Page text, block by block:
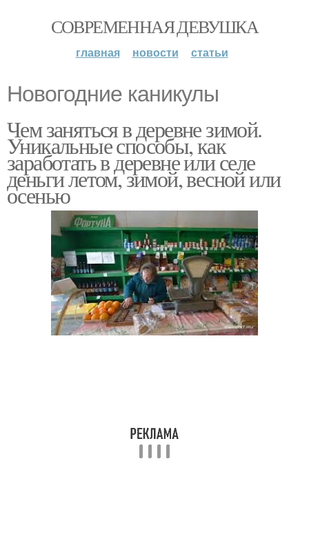
СОВРЕМЕННАЯ ДЕВУШКА
главная новости статьи
Новогодние каникулы
Чем заняться в деревне зимой.
Уникальные способы, как
заработать в деревне или селе
деньги летом, зимой, весной или
осенью